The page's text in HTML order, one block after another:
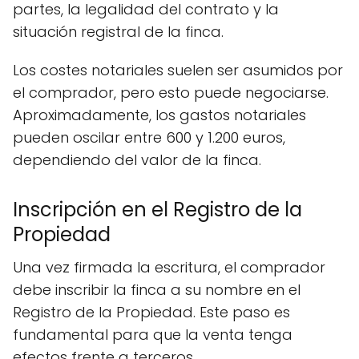
partes, la legalidad del contrato y la
situación registral de la finca.
Los costes notariales suelen ser asumidos por
el comprador, pero esto puede negociarse.
Aproximadamente, los gastos notariales
pueden oscilar entre 600 y 1.200 euros,
dependiendo del valor de la finca.
Inscripción en el Registro de la
Propiedad
Una vez firmada la escritura, el comprador
debe inscribir la finca a su nombre en el
Registro de la Propiedad. Este paso es
fundamental para que la venta tenga